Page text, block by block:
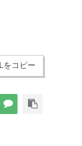
をコピー